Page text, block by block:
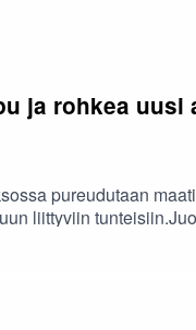
ja rohkea uusi
pureudutaan
liittyviin
mukaan
miten
annetaan